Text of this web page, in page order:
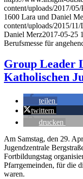
content/uploads/2017/
1600 Lara und Daniel
content/uploads/2015/
Daniel Merz2017-05-25
Berufsmesse für
Group Leader
Katholischen
teilen
twittern
drucken
Am Samstag, den 29.
Jugendzentrale
Fortbildungstag
Pfarrgemeinden, für die
waren.